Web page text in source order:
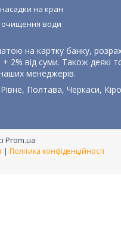
на кран
очищення води
на картку банку,
від суми. Також деякі
менеджерів.
Полтава, Черкаси,
Prom.ua
| Політика конфіденційності